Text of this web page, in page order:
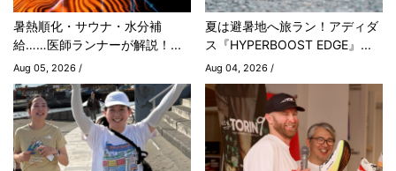
暑熱順化・サウナ・水分補
給……医師ランナーが解説！...
Aug 05, 2026 /
夏は避暑地へ旅ラン！アディダ
ス『HYPERBOOST EDGE』...
Aug 04, 2026 /